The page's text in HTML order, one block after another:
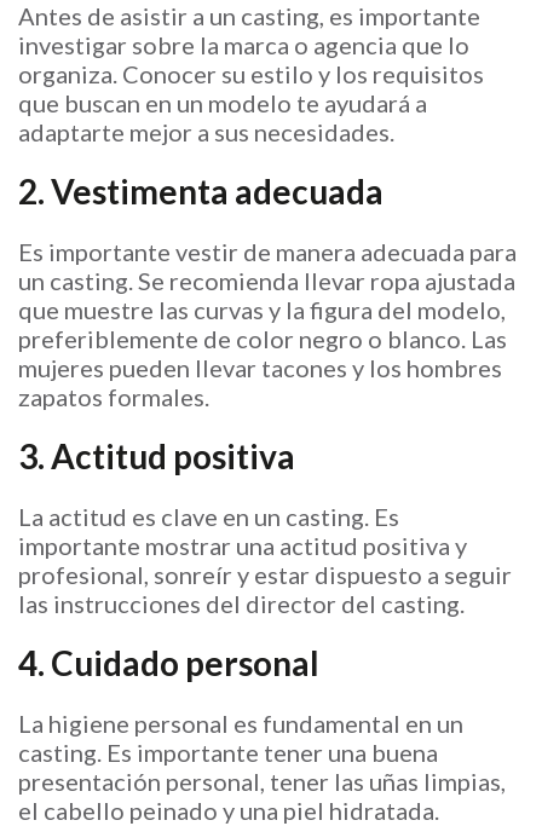
Antes de asistir a un casting, es importante
investigar sobre la marca o agencia que lo
organiza. Conocer su estilo y los requisitos
que buscan en un modelo te ayudará a
adaptarte mejor a sus necesidades.
2. Vestimenta adecuada
Es importante vestir de manera adecuada para
un casting. Se recomienda llevar ropa ajustada
que muestre las curvas y la figura del modelo,
preferiblemente de color negro o blanco. Las
mujeres pueden llevar tacones y los hombres
zapatos formales.
3. Actitud positiva
La actitud es clave en un casting. Es
importante mostrar una actitud positiva y
profesional, sonreír y estar dispuesto a seguir
las instrucciones del director del casting.
4. Cuidado personal
La higiene personal es fundamental en un
casting. Es importante tener una buena
presentación personal, tener las uñas limpias,
el cabello peinado y una piel hidratada.